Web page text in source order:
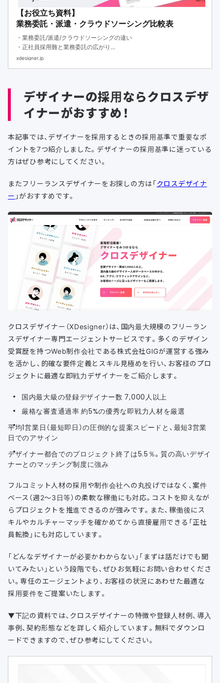
【お役立ち資料】
業務委託・派遣・クラウドソーシング比較表
・業務委託/派遣/クラウドソーシングの違い
・正社員採用難と業務委託の広がり
・各手法のメリットと活用シーン
xdesigner.jp
デザイナーの採用ならクロスデザ
イナーがおすすめ！
本記事では、デザイナーを採用するときの採用基準で重要なポ
イントを7つ紹介しました。デザイナーの採用基準に迷っている
方はぜひ参考にしてください。
またフリーランスデザイナーをお探しの方は「クロスデザイナ
ー 」がおすすめです。
クロスデザイナー（XDesigner）は、国内最大規模のフリーラン
スデザイナー専門エージェントサービスです。多くのデザイン
受賞歴を持つWeb制作会社である株式会社GIGが運営する強み
を活かし、的確な要件定義とスキル見極めを行い、お客様のプロ
ジェクトに最適な即戦力デザイナーをご紹介します。
国内最大級の登録デザイナー数 7,000人以上
厳格な審査通過率 約5%の優秀な即戦力人材を厳選
平均1営業日（最短即日）の圧倒的な提案スピードと、最短3営業
日でのアサイン
デザイナー都合でのプロジェクト終了は5.5％。質の高いデザイ
ナーとのマッチング制度に強み
フルコミット人材の採用や制作会社への丸投げではなく、案件
ベース（週2〜3日等）の柔軟な稼働にも対応。コストを抑えなが
らプロジェクトを推進できるのが強みです。また、稼働後にス
キルやカルチャーマッチを確かめてから直接雇用できる「正社
員転換」にも対応しています。
「どんなデザイナーが必要かわからない」「まずは話だけでも聞
いてみたい」という段階でも、ぜひお気軽にお問い合わせくださ
い。専任のエージェントより、お客様の状況にあわせた最適な
採用要件をご提案いたします。
▼下記の資料では、クロスデザイナーの特徴や登録人材例、導入
事例、契約形態などを詳しく紹介しています。無料でダウンロ
ードできますので、ぜひ参考にしてください。